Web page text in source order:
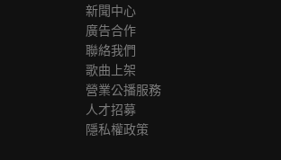
新聞中心
廣告合作
聯絡我們
歌曲上架
營業公播服務
人才招募
隱私權政策